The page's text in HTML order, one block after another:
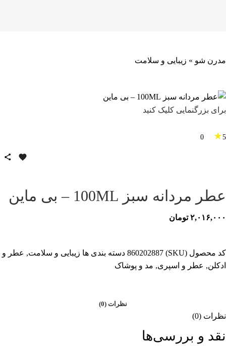
مدرن شو » زیبایی و سلامت
برای بزرگنمایی کلیک کنید
5
★
عطر مردانه سبز 100ML – بی ماین
۲,۰۱۶,۰۰۰ تومان
کد محصول (SKU) 860202887 دسته بندی ها زیبایی و سلامت, عطر و
ادکلن, عطر و اسپری, مد و پوشاک
نظرات (0)
نظرات (0)
نقد و بررسی‌ها